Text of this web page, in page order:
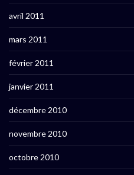
avril 2011
mars 2011
février 2011
janvier 2011
décembre 2010
novembre 2010
octobre 2010